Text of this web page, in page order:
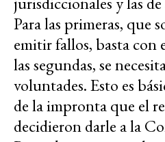
Para las primeras, que
emitir fallos, basta con
las segundas, se
voluntades. Esto es
de la impronta que el
decidieron darle a la